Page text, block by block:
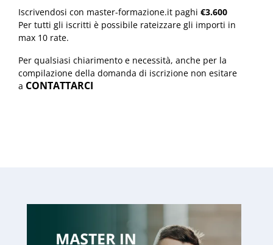
Iscrivendosi con master-formazione.it paghi €3.600
Per tutti gli iscritti è possibile rateizzare gli importi in
max 10 rate.
Per qualsiasi chiarimento e necessità, anche per la
compilazione della domanda di iscrizione non esitare
a CONTATTARCI